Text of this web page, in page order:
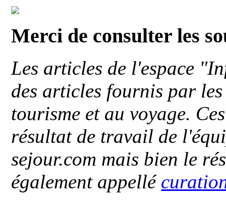
Merci de consulter les
Les articles de l'espace
des articles fournis par
tourisme et au voyage.
résultat de travail de
sejour.com mais bien le
également appellé